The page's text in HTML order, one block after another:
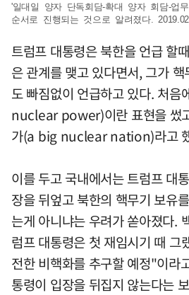
'일대일 양자 단독회담-확대 양자 회담-업
순서로 진행되는 것으로 알려졌다.
트럼프 대통령은 북한을 언급 할
은 관계를 맺고 있다면서, 그가
도 빠짐없이 언급하고 있다. 처음
nuclear power)이란 표현을 썼
가(a big nuclear nation)라고
이를 두고 국내에서는 트럼프 대
장을 뒤엎고 북한의 핵무기 보유
는게 아니냐는 우려가 쏟아졌다.
럼프 대통령은 첫 재임시기 때 그
전한 비핵화를 추구할 예정"이라
통령이 입장을 뒤집지 않는다는